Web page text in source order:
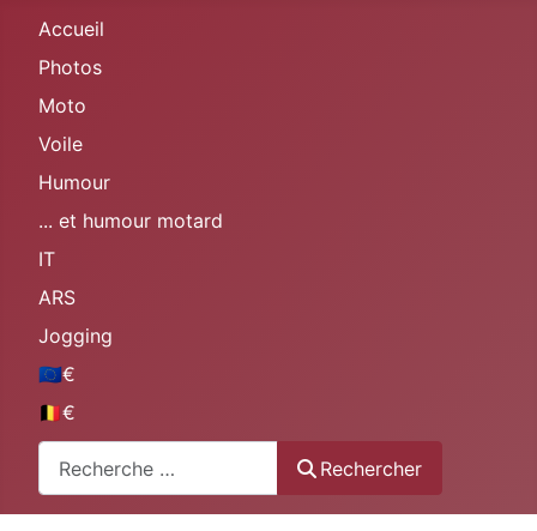
Accueil
Photos
Moto
Voile
Humour
... et humour motard
IT
ARS
Jogging
🇪🇺€
🇧🇪€
Rechercher